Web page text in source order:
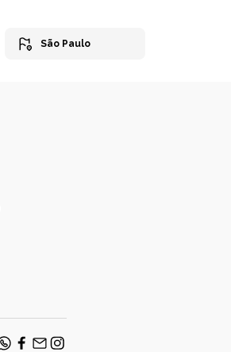
São Paulo